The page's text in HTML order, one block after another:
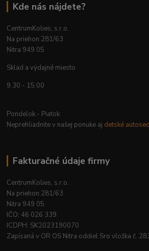
Kde nás nájdete?
CentrumKolies, s.r.o.
Na priehon 281/63
Nitra 949 05
Sklad a výdajné miesto
9.30 - 15.00
Pondelok - Piatok
Neprehliadnite v našej ponuke aj detské
Fakturačné údaje firmy
CentrumKolies, s.r.o.
Na priehon 281/63
Nitra 949 05
IČO: 46 026 339
ICDPH: SK2023190070
Zapísaná v OR OS Nitra oddiel Sro vložka č.